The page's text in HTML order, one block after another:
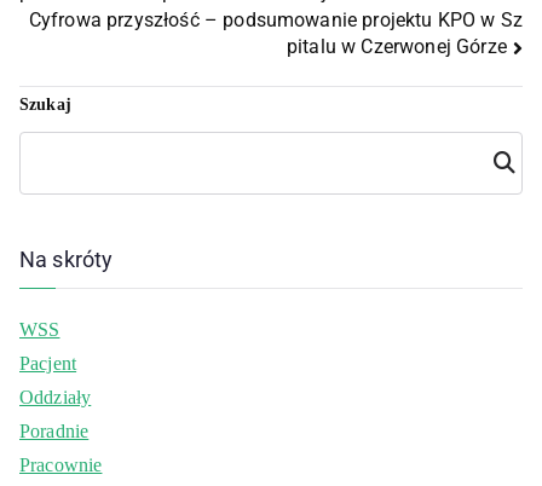
Cyfrowa przyszłość – podsumowanie projektu KPO w Sz
pitalu w Czerwonej Górze
Szukaj
Szuka
j
Na skróty
WSS
Pacjent
Oddziały
Poradnie
Pracownie